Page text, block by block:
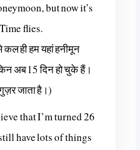
but now it’s
flies.
ही हम यहां हनीमून
अब 15 दिन हो चुके हैं।
जाता है।)
that I’m turned 26
have lots of things